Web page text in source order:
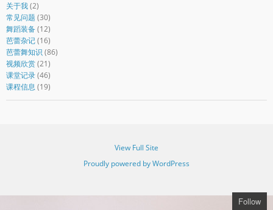
关于我(2)
常见问题 (30)
舞蹈装备(12)
芭蕾杂记(16)
芭蕾舞知识 (86)
视频欣赏(21)
课堂记录(46)
课程信息 (19)
View Full Site
Proudly powered by WordPress
Follow